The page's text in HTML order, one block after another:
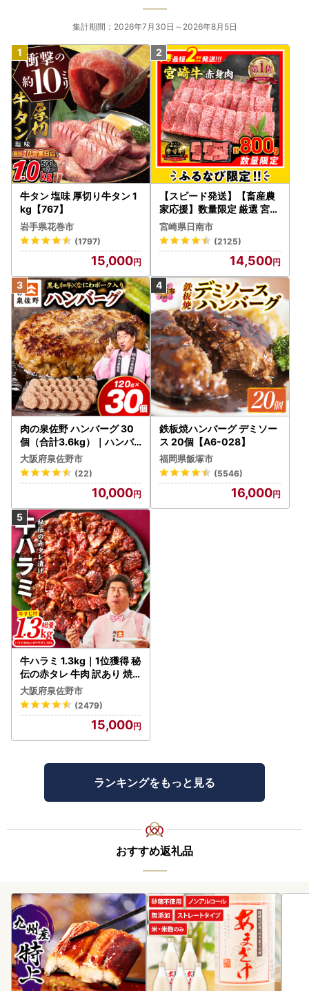
集計期間：2026年7月30日～2026年8月5日
牛タン 塩味 厚切り牛タン 1
kg【767】
岩手県花巻市
(1797)
15,000
【スピード発送】【畜産農
家応援】数量限定 厳選 宮崎
牛 赤身 焼肉 計800g FN-Li
mited-PR_BDV5-26-2W
宮崎県日南市
(2125)
14,500
肉の泉佐野 ハンバーグ 30
個（合計3.6kg）｜ハンバ
ーグ 訳あり 黒毛和牛×なに
わポーク
大阪府泉佐野市
(22)
10,000
鉄板焼ハンバーグ デミソー
ス 20個【A6-028】
福岡県飯塚市
(5546)
16,000
牛ハラミ 1.3kg｜1位獲得 秘
伝の赤タレ 牛肉 訳あり 焼
肉 BBQ
大阪府泉佐野市
(2479)
15,000
ランキングをもっと見る
おすすめ返礼品